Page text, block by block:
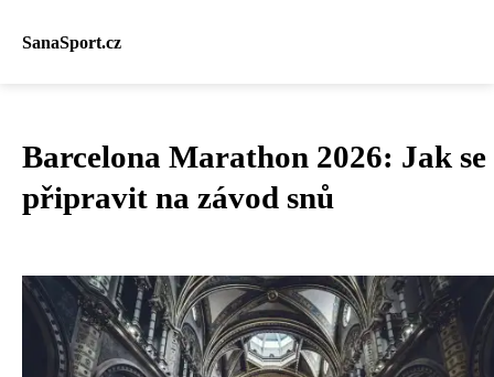
SanaSport.cz
Barcelona Marathon 2026: Jak se
připravit na závod snů